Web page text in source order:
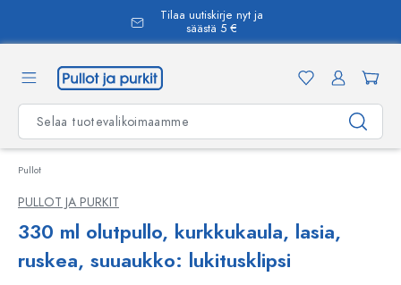
Tilaa uutiskirje nyt ja
säästä 5 €
Pullot
PULLOT JA PURKIT
330 ml olutpullo, kurkkukaula, lasia,
ruskea, suuaukko: lukitusklipsi